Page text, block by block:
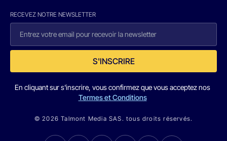
RECEVEZ NOTRE NEWSLETTER
S'INSCRIRE
En cliquant sur s'inscrire, vous confirmez que vous acceptez nos
Termes et Conditions
© 2026 Talmont Media SAS. tous droits réservés.